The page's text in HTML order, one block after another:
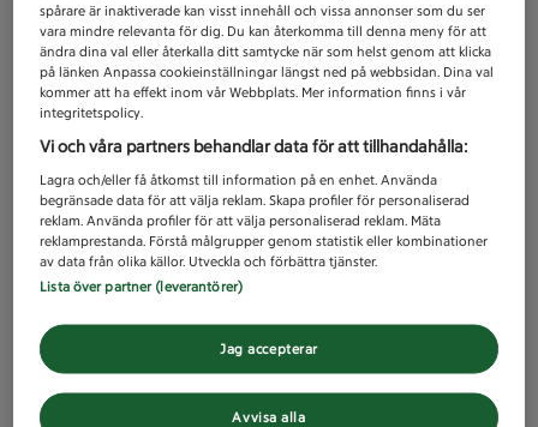
spårare är inaktiverade kan visst innehåll och vissa annonser som du ser
vara mindre relevanta för dig. Du kan återkomma till denna meny för att
ändra dina val eller återkalla ditt samtycke när som helst genom att klicka
på länken Anpassa cookieinställningar längst ned på webbsidan. Dina val
kommer att ha effekt inom vår Webbplats. Mer information finns i vår
integritetspolicy.
Vi och våra partners behandlar data för att tillhandahålla:
Lagra och/eller få åtkomst till information på en enhet. Använda
begränsade data för att välja reklam. Skapa profiler för personaliserad
reklam. Använda profiler för att välja personaliserad reklam. Mäta
reklamprestanda. Förstå målgrupper genom statistik eller kombinationer
av data från olika källor. Utveckla och förbättra tjänster.
Lista över partner (leverantörer)
Avvisa alla
Jag accepterar